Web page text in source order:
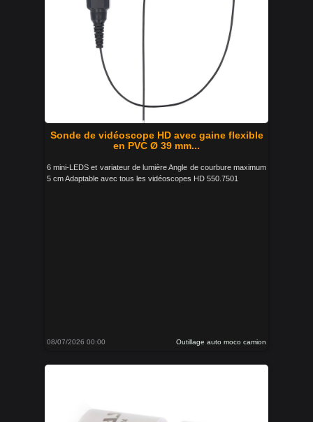
Sonde de vidéoscope HD avec gaine flexible
en PVC Ø 39 mm...
6 mini-LEDS et variateur de lumière Angle de courbure maximum
5 cm Adaptable avec tous les vidéoscopes HD 550.7501
08/07/2026 00:00 Outillage auto moco camion